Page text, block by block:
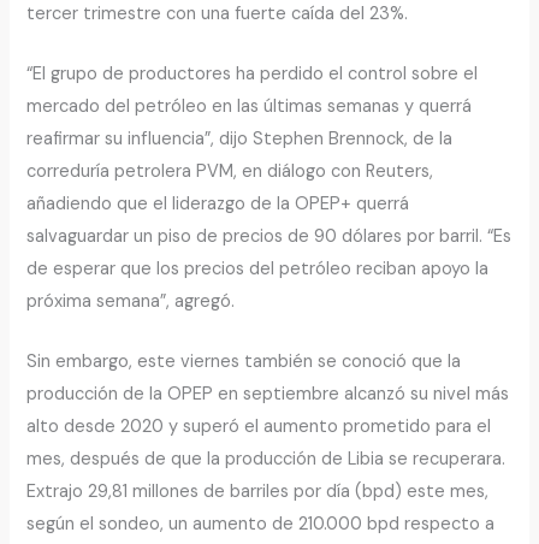
tercer trimestre con una fuerte caída del 23%.
“El grupo de productores ha perdido el control sobre el
mercado del petróleo en las últimas semanas y querrá
reafirmar su influencia”, dijo Stephen Brennock, de la
correduría petrolera PVM, en diálogo con Reuters,
añadiendo que el liderazgo de la OPEP+ querrá
salvaguardar un piso de precios de 90 dólares por barril. “Es
de esperar que los precios del petróleo reciban apoyo la
próxima semana”, agregó.
Sin embargo, este viernes también se conoció que la
producción de la OPEP en septiembre alcanzó su nivel más
alto desde 2020 y superó el aumento prometido para el
mes, después de que la producción de Libia se recuperara.
Extrajo 29,81 millones de barriles por día (bpd) este mes,
según el sondeo, un aumento de 210.000 bpd respecto a